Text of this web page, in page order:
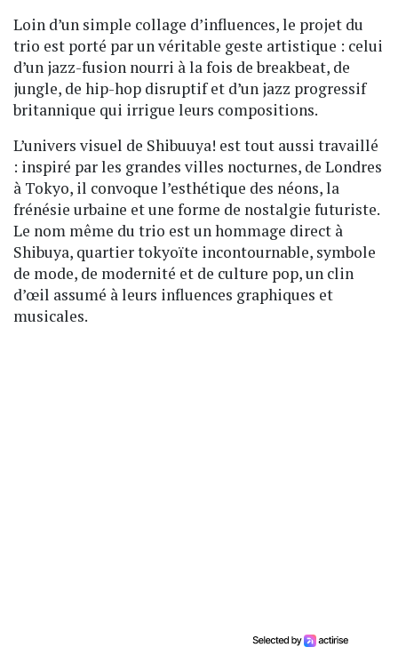
Loin d’un simple collage d’influences, le projet du
trio est porté par un véritable geste artistique : celui
d’un jazz-fusion nourri à la fois de breakbeat, de
jungle, de hip-hop disruptif et d’un jazz progressif
britannique qui irrigue leurs compositions.
L’univers visuel de Shibuuya! est tout aussi travaillé
: inspiré par les grandes villes nocturnes, de Londres
à Tokyo, il convoque l’esthétique des néons, la
frénésie urbaine et une forme de nostalgie futuriste.
Le nom même du trio est un hommage direct à
Shibuya, quartier tokyoïte incontournable, symbole
de mode, de modernité et de culture pop, un clin
d’œil assumé à leurs influences graphiques et
musicales.